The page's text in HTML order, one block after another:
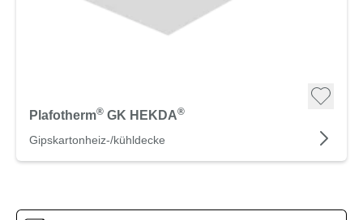
Plafotherm® GK HEKDA®
Gipskartonheiz-/kühldecke